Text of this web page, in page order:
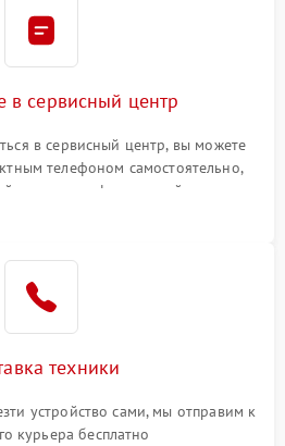
сервисный центр
в сервисный центр, вы можете
телефоном самостоятельно,
номер телефона на сайте
техники
устройство сами, мы отправим к
курьера бесплатно